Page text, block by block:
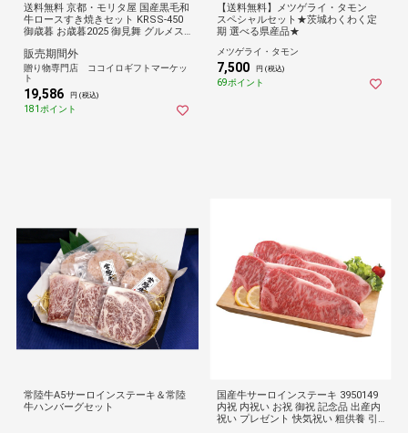
送料無料 京都・モリタ屋 国産黒毛和
牛ロースすき焼きセット KRSS-450
御歳暮 お歳暮2025 御見舞 グルメス
販売期間外
贈り物専門店 ココイロギフトマーケッ
ト
19,586 円 (税込)
181ポイント
【送料無料】メツゲライ・タモン
スペシャルセット★茨城わくわく定
期 選べる県産品★
メツゲライ・タモン
7,500 円 (税込)
69ポイント
常陸牛A5サーロインステーキ＆常陸
牛ハンバーグセット
国産牛サーロインステーキ 3950149
内祝 内祝い お祝 御祝 記念品 出産内
祝い プレゼント 快気祝い 粗供養 引